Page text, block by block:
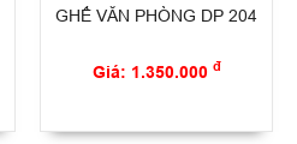
GHẾ VĂN PHÒNG DP 204
Giá: 1.350.000 đ